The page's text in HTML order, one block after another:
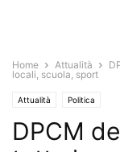
Home Attualità
locali, scuola, sport
Attualità Politica
DPCM